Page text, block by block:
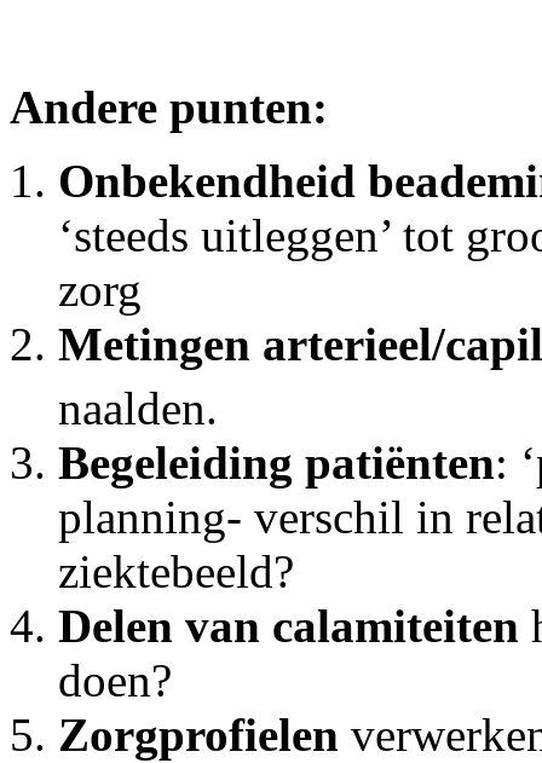
Andere punten:
Onbekendheid
‘steeds uitleggen’ tot
zorg
Metingen arterieel/
naalden.
Begeleiding patiënten:
planning- verschil in
ziektebeeld?
Delen van calamiteiten
doen?
Zorgprofielen